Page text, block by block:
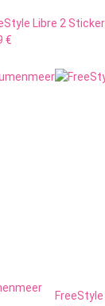
Libre 2
€